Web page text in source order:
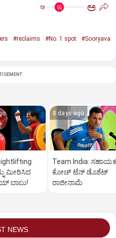
ಅ ಅ
#reclaims #No. 1 spot
#Sooryava
ಮೀರಿಸಿದ
ಬಾಬು!
8 days ago
Team India: ಸಹಾಯಕ
ಕೋಚ್‌ ಟೆನ್ ಡೊಶೆಟ್‌
ರಾಜೀನಾಮೆ
NEWS